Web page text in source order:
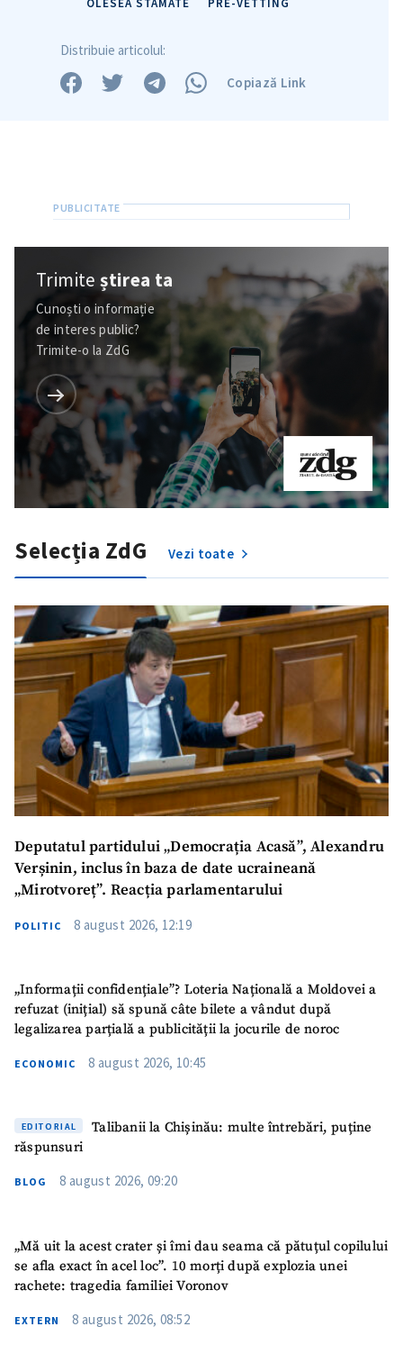
Distribuie articolul:
Copiază Link
Trimiteștirea ta
Cunoști o informație
de interes public?
Trimite-o la ZdG
Selecția ZdG Vezi toate
Deputatul partidului „Democrația Acasă”, Alexandru
Verșinin, inclus în baza de date ucraineană
„Mirotvoreț”. Reacția parlamentarului
POLITIC 8 august 2026, 12:19
„Informații confidențiale”? Loteria Națională a Moldovei a
refuzat (inițial) să spună câte bilete a vândut după
legalizarea parțială a publicității la jocurile de noroc
ECONOMIC 8 august 2026, 10:45
EDITORIAL
Talibanii la Chișinău: multe întrebări, puține
răspunsuri
BLOG 8 august 2026, 09:20
„Mă uit la acest crater și îmi dau seama că pătuțul copilului
se afla exact în acel loc”. 10 morți după explozia unei
rachete: tragedia familiei Voronov
EXTERN 8 august 2026, 08:52